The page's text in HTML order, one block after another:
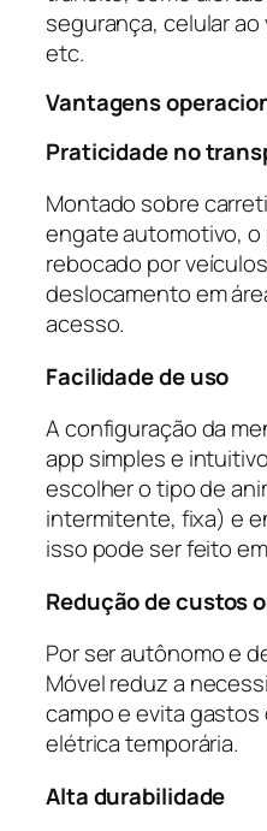
segurança, celular
etc.
Vantagens
Praticidade no
Montado sobre
engate automotivo,
rebocado por
deslocamento em
acesso.
Facilidade de uso
A configuração da
app simples e
escolher o tipo de
intermitente, fixa) e
isso pode ser feito
Redução de custos
Por ser autônomo e
Móvel reduz a
campo e evita
elétrica temporária.
Alta durabilidade